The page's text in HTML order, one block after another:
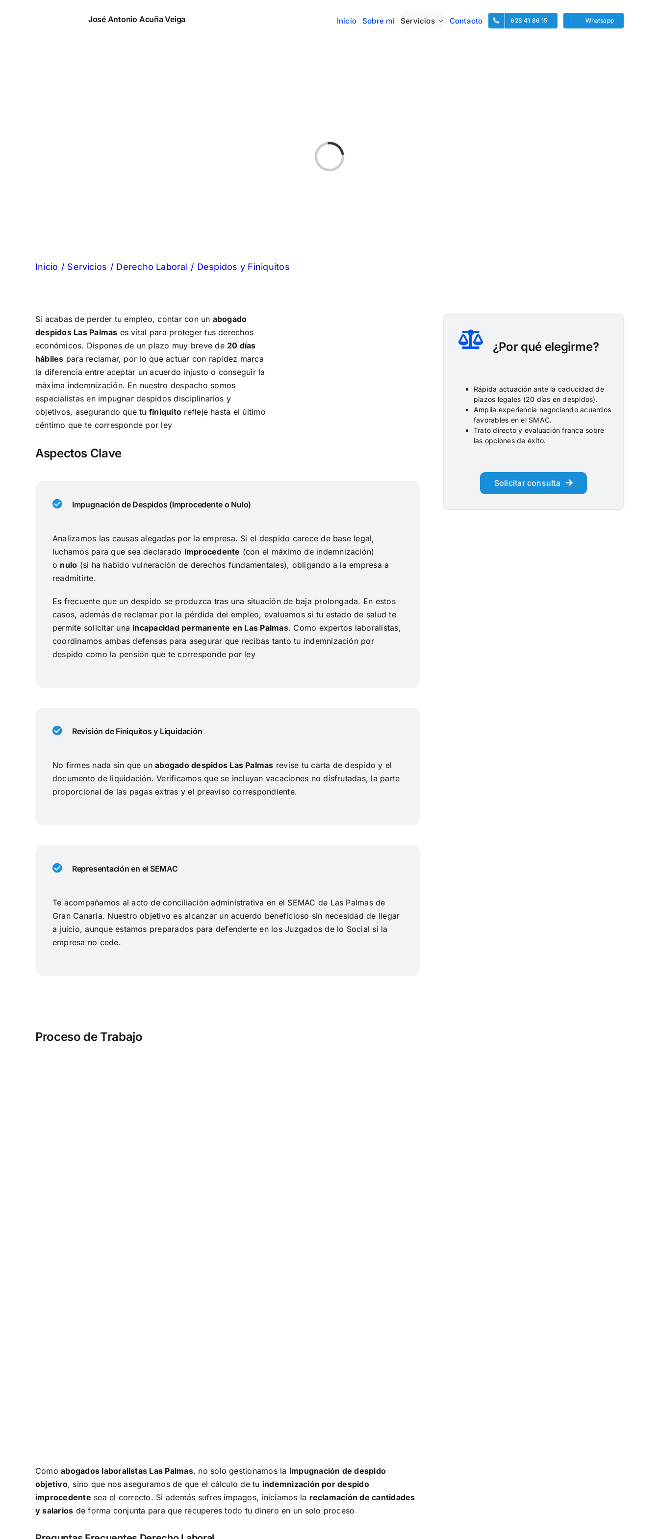
José Antonio Acuña Veiga Inicio Sobre mi Servicios Contacto 628 41 86 15 Whatsapp
Cargando...
Inicio Servicios Derecho Laboral Despidos y Finiquitos
Si acabas de perder tu empleo, contar con un abogado
despidosLas Palmas es vital para proteger tus derechos
económicos. Dispones de un plazo muy breve de 20 días
hábiles para reclamar, por lo que actuar con rapidez marca
la diferencia entre aceptar un acuerdo injusto o conseguir la
máxima indemnización. En nuestro despacho somos
especialistas en impugnar despidos disciplinarios y
objetivos, asegurando que tu finiquito refleje hasta el último
céntimo que te corresponde por ley
Aspectos Clave
Impugnación de Despidos (Improcedente o Nulo)
Analizamos las causas alegadas por la empresa. Si el despido carece de base legal,
luchamos para que sea declarado improcedente (con el máximo de indemnización)
o nulo (si ha habido vulneración de derechos fundamentales), obligando a la empresa a
readmitirte.
Es frecuente que un despido se produzca tras una situación de baja prolongada. En estos
casos, además de reclamar por la pérdida del empleo, evaluamos si tu estado de salud te
permite solicitar una incapacidad permanente en Las Palmas. Como expertos laboralistas,
coordinamos ambas defensas para asegurar que recibas tanto tu indemnización por
despido como la pensión que te corresponde por ley
Revisión de Finiquitos y Liquidación
No firmes nada sin que unabogado despidos Las Palmas revise tu carta de despido y el
documento de liquidación. Verificamos que se incluyan vacaciones no disfrutadas, la parte
proporcional de las pagas extras y el preaviso correspondiente.
Representación en el SEMAC
Te acompañamos al acto de conciliación administrativa en el SEMAC de Las Palmas de
Gran Canaria. Nuestro objetivo es alcanzar un acuerdo beneficioso sin necesidad de llegar
a juicio, aunque estamos preparados para defenderte en los Juzgados de lo Social si la
empresa no cede.
Proceso de Trabajo
Comoabogados laboralistas Las Palmas, no solo gestionamos la impugnación de despido
objetivo, sino que nos aseguramos de que el cálculo de tu indemnización pordespido
improcedente sea el correcto. Si además sufres impagos, iniciamos la reclamación de cantidades
y salarios de forma conjunta para que recuperes todo tu dinero en un solo proceso
¿Por qué elegirme?
Rápida actuación ante la caducidad de
plazos legales (20 días en despidos).
Amplia experiencia negociando acuerdos
favorables en el SMAC.
Trato directo y evaluación franca sobre
las opciones de éxito.
Solicitar consulta